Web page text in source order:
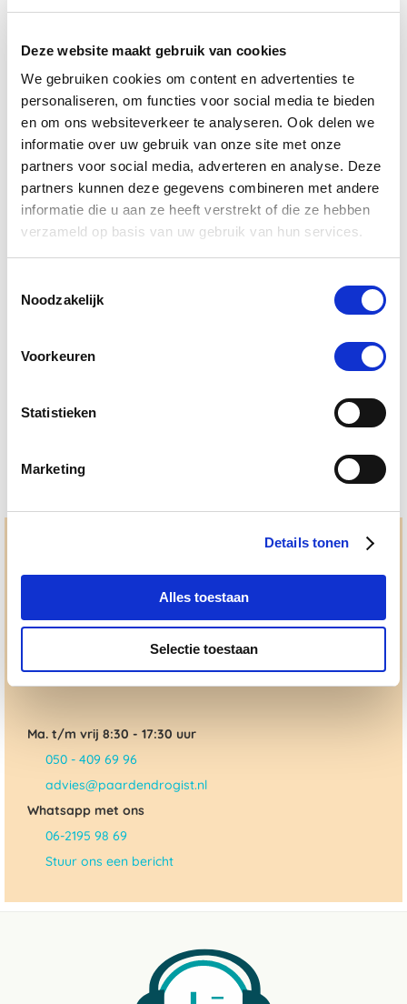
Deze website maakt gebruik van cookies
We gebruiken cookies om content en advertenties te
personaliseren, om functies voor social media te bieden
en om ons websiteverkeer te analyseren. Ook delen we
informatie over uw gebruik van onze site met onze
partners voor social media, adverteren en analyse. Deze
partners kunnen deze gegevens combineren met andere
informatie die u aan ze heeft verstrekt of die ze hebben
verzameld op basis van uw gebruik van hun services.
Noodzakelijk
Voorkeuren
Statistieken
Marketing
Details tonen
Alles toestaan
Selectie toestaan
hoog
laag
allemaal voor doen. Bij De Paardendrogist worden we
topkwaliteit, uitgebreide informatieverstrekking en
"ouderwetse" service. Wij helpen je graag, doen wat wij
Ma. t/m vrij 8:30 - 17:30 uur
050 - 409 69 96
advies@paardendrogist.nl
Whatsapp met ons
06-2195 98 69
Stuur ons een bericht